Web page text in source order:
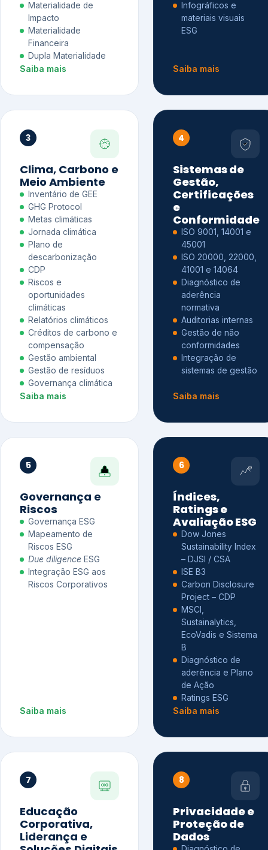
Materialidade de
Impacto
Materialidade
Financeira
Dupla Materialidade
Saiba mais
Infográficos e
materiais visuais
ESG
Saiba mais
3
Clima, Carbono e
Meio Ambiente
Inventário de GEE
GHG Protocol
Metas climáticas
Jornada climática
Plano de
descarbonização
CDP
Riscos e
oportunidades
climáticas
Relatórios climáticos
Créditos de carbono e
compensação
Gestão ambiental
Gestão de resíduos
Governança climática
Saiba mais
4
Sistemas de
Gestão,
Certificações
e
Conformidade
ISO 9001, 14001 e
45001
ISO 20000, 22000,
41001 e 14064
Diagnóstico de
aderência
normativa
Auditorias internas
Gestão de não
conformidades
Integração de
sistemas de gestão
Saiba mais
5
Governança e
Riscos
Governança ESG
Mapeamento de
Riscos ESG
Due diligence ESG
Integração ESG aos
Riscos Corporativos
Saiba mais
6
Índices,
Ratings e
Avaliação ESG
Dow Jones
Sustainability Index
– DJSI / CSA
ISE B3
Carbon Disclosure
Project – CDP
MSCI,
Sustainalytics,
EcoVadis e Sistema
B
Diagnóstico de
aderência e Plano
de Ação
Ratings ESG
Saiba mais
7
Educação
Corporativa,
Liderança e
8
Privacidade e
Proteção de
Dados